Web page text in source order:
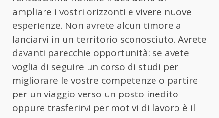
ampliare i vostri orizzonti e vivere nuove
esperienze. Non avrete alcun timore a
lanciarvi in un territorio sconosciuto. Avrete
davanti parecchie opportunità: se avete
voglia di seguire un corso di studi per
migliorare le vostre competenze o partire
per un viaggio verso un posto inedito
oppure trasferirvi per motivi di lavoro è il